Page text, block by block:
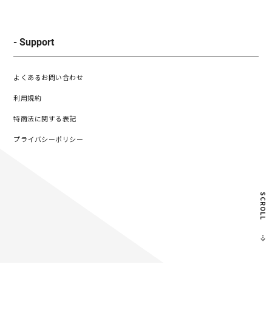
SCROLL
- Support
よくあるお問い合わせ
利用規約
特商法に関する表記
プライバシーポリシー